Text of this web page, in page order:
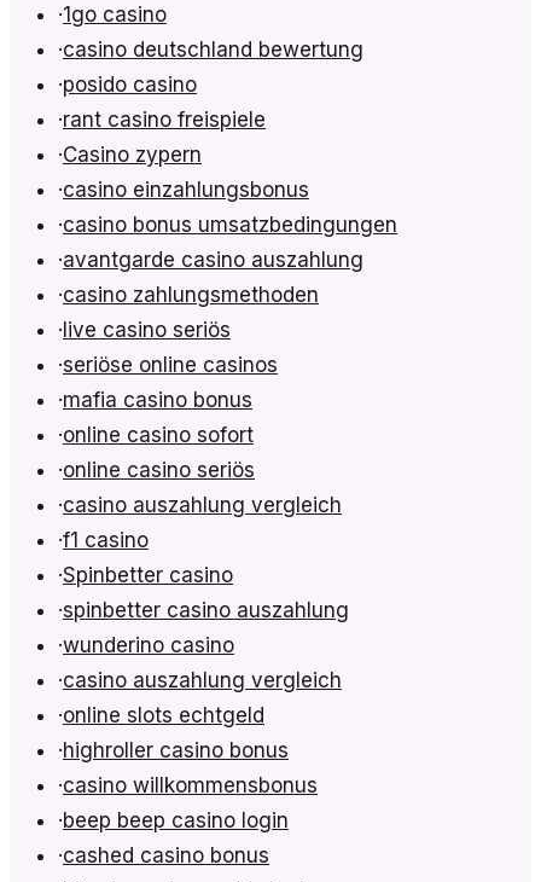
·1go casino
·casino deutschland bewertung
·posido casino
·rant casino freispiele
·Casino zypern
·casino einzahlungsbonus
·casino bonus umsatzbedingungen
·avantgarde casino auszahlung
·casino zahlungsmethoden
·live casino seriös
·seriöse online casinos
·mafia casino bonus
·online casino sofort
·online casino seriös
·casino auszahlung vergleich
·f1 casino
·Spinbetter casino
·spinbetter casino auszahlung
·wunderino casino
·casino auszahlung vergleich
·online slots echtgeld
·highroller casino bonus
·casino willkommensbonus
·beep beep casino login
·cashed casino bonus